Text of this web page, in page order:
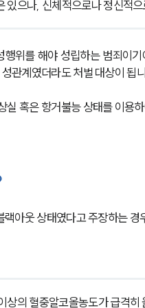
있으나, 신체적으로나 정신적
위를 해야 성립하는 범죄이
관계였더라도 처벌 대상이 됩
혹은 항거불능 상태를 이용
아웃 상태였다고 주장하는 경
상의 혈중알코올농도가 급격